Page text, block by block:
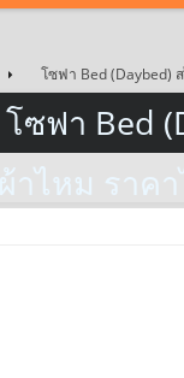
โซฟา Bed (Daybed)
โซฟา Bed
าไหม ราค